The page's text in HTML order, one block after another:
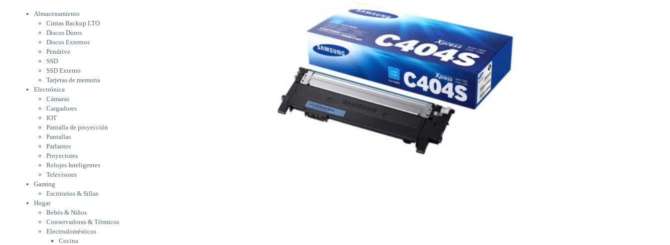
Cámaras
Cargadores
IOT
Pantalla de proyección
Pantallas
Parlantes
Proyectores
Relojes Inteligentes
Televisores
Gaming
Escritorios & Sillas
Hogar
Bebés & Niños
Conservadoras & Térmicos
Electrodomésticos
Cocina
Cuidado Personal
Equipos de oficina
Impresoras
A chorro
Etiqueta & Ticket
Formato Ancho & Plotters
Almacenamiento
Cintas Backup LTO
Discos Duros
Discos Externos
Pendrive
SSD
SSD Externo
Tarjetas de memoria
Electrónica
Cámaras
Cargadores
IOT
Pantalla de proyección
Pantallas
Parlantes
Proyectores
Relojes Inteligentes
Televisores
Gaming
Escritorios & Sillas
Hogar
Bebés & Niños
Conservadoras & Térmicos
Electrodomésticos
Cocina